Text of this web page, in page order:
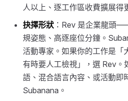
人以上、逐工作區收費擴展得
抉擇形狀 ：Rev 是企業龍頭
規姿態、高逐座位分鐘。
活動專家。如果你的工作是「
有時要人工檢視」，選 Rev。
語、混合語言內容、或活動即
Subanana。